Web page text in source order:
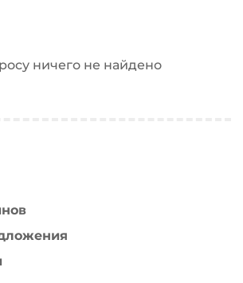
ничего не найдено